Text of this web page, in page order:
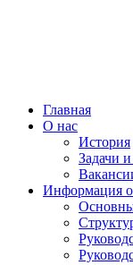
Главная
О нас
История
Задачи
Информация